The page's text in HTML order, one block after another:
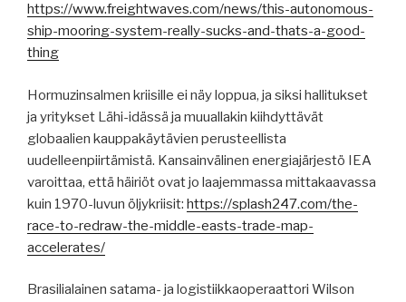
https://www.freightwaves.com/news/this-autonomous-
ship-mooring-system-really-sucks-and-thats-a-good-
thing
Hormuzinsalmen kriisille ei näy loppua, ja siksi hallitukset
ja yritykset Lähi-idässä ja muuallakin kiihdyttävät
globaalien kauppakäytävien perusteellista
uudelleenpiirtämistä. Kansainvälinen energiajärjestö IEA
varoittaa, että häiriöt ovat jo laajemmassa mittakaavassa
kuin 1970-luvun öljykriisit: https://splash247.com/the-
race-to-redraw-the-middle-easts-trade-map-
accelerates/
Brasilialainen satama- ja logistiikkaoperaattori Wilson